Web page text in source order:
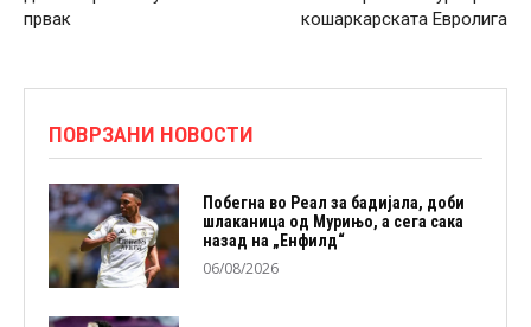
првак
кошаркарската Евролига
ПОВРЗАНИ НОВОСТИ
Побегна во Реал за бадијала, доби
шлаканица од Мурињо, а сега сака
назад на „Енфилд“
06/08/2026